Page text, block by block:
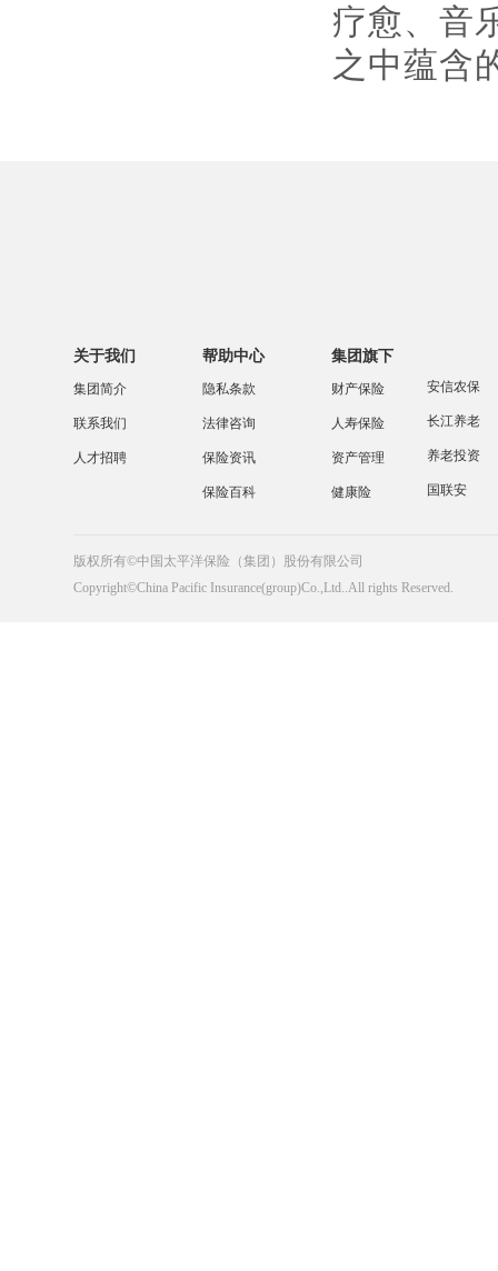
疗愈、音
之中蕴含
关于我们
集团简介
联系我们
人才招聘
帮助中心
隐私条款
法律咨询
保险资讯
保险百科
集团旗下
财产保险
人寿保险
资产管理
健康险
安信农保
长江养老
养老投资
国联安
版权所有©中国太平洋保险（集团）股份有限公司
Copyright©China Pacific Insurance(group)Co.,Ltd..All rights Reserved.